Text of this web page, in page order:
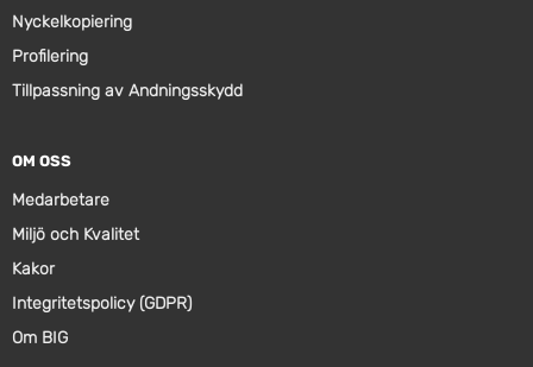
Nyckelkopiering
Profilering
Tillpassning av Andningsskydd
OM OSS
Medarbetare
Miljö och Kvalitet
Kakor
Integritetspolicy (GDPR)
Om BIG